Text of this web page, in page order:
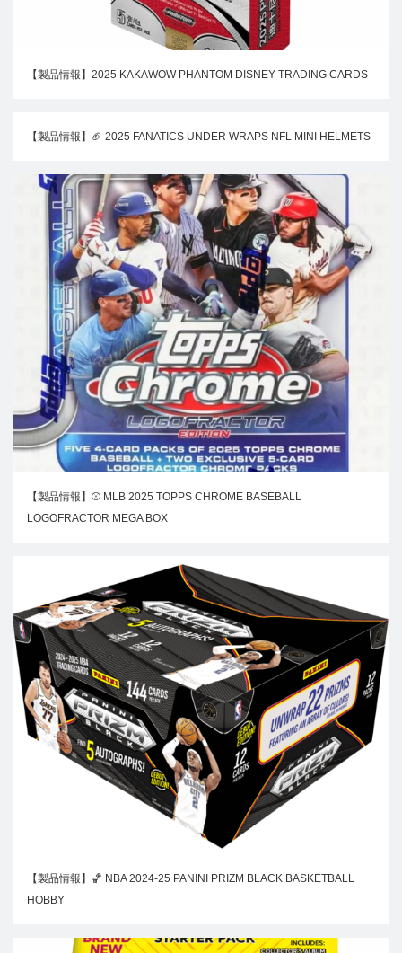
【製品情報】2025 KAKAWOW PHANTOM DISNEY TRADING CARDS
【製品情報】🏈 2025 FANATICS UNDER WRAPS NFL MINI HELMETS
【製品情報】⚾ MLB 2025 TOPPS CHROME BASEBALL
LOGOFRACTOR MEGA BOX
【製品情報】🏀 NBA 2024-25 PANINI PRIZM BLACK BASKETBALL
HOBBY